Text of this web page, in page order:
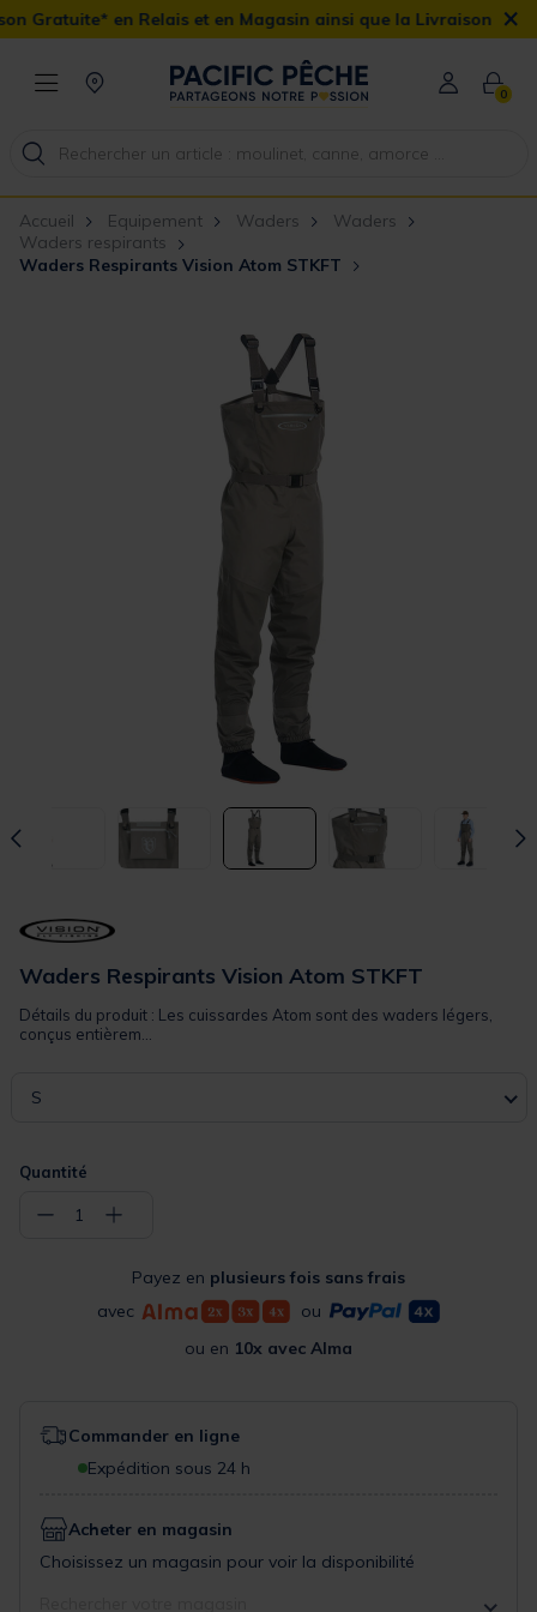
et en Magasin ainsi que la Livraison Domicile offerte dès
×
0
Accueil Equipement Waders
Waders
Waders respirants
Waders Respirants Vision Atom STKFT
Waders Respirants Vision Atom STKFT
Détails du produit : Les cuissardes Atom sont des waders légers,
conçus entièrem...
S
Quantité
− 1 +
Payez en plusieurs fois sans frais
avec
ou
ou en 10x avec Alma
Commander en ligne
Expédition sous 24 h
Acheter en magasin
Choisissez un magasin pour voir la disponibilité